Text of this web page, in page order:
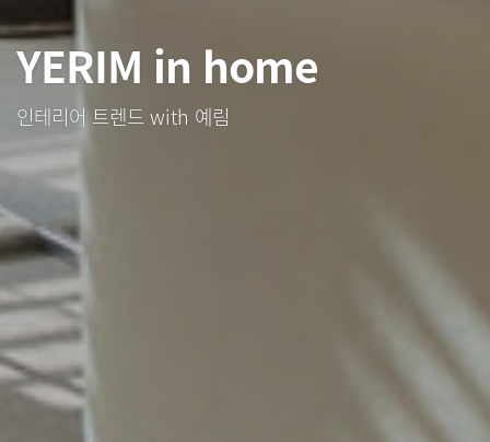
YERIM in home
인테리어 트렌드 with 예림